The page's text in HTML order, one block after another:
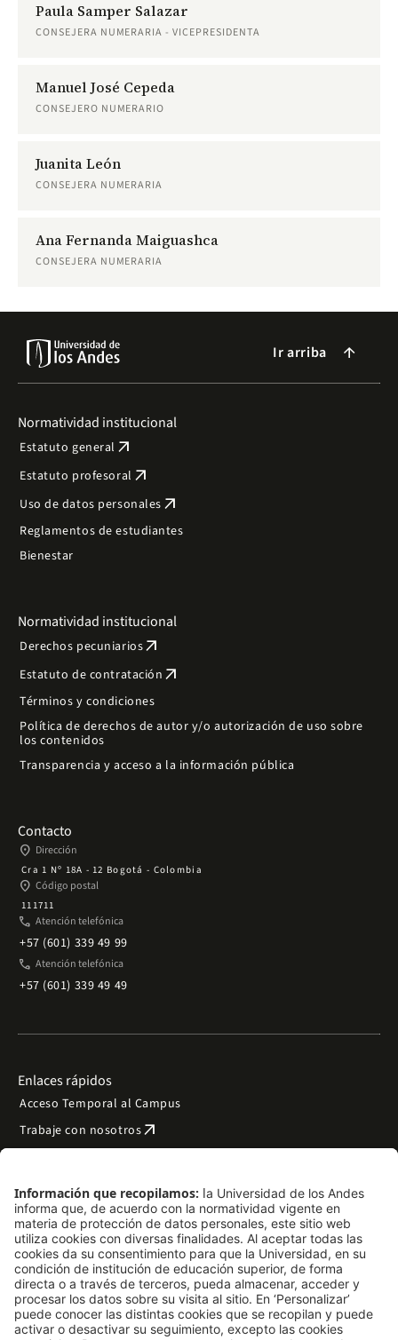
Paula Samper Salazar
CONSEJERA NUMERARIA - VICEPRESIDENTA
Manuel José Cepeda
CONSEJERO NUMERARIO
Juanita León
CONSEJERA NUMERARIA
Ana Fernanda Maiguashca
CONSEJERA NUMERARIA
Ir arriba arrow_forward
Normatividad institucional
Estatuto general arrow_outward
Estatuto profesoral arrow_outward
Uso de datos personales arrow_outward
Reglamentos de estudiantes
Bienestar
Normatividad institucional
Derechos pecuniariosarrow_outward
Estatuto de contratación arrow_outward
Términos y condiciones
Política de derechos de autor y/o autorización de uso sobre
los contenidos
Transparencia y acceso a la información pública
Contacto
place Dirección
Cra 1 Nº 18A - 12 Bogotá - Colombia
place Código postal
111711
phone Atención telefónica
+57 (601) 339 49 99
phone Atención telefónica
+57 (601) 339 49 49
Enlaces rápidos
Acceso Temporal al Campus
Trabaje con nosotrosarrow_outward
Preguntas frecuentes
Filantropía y donacionesarrow_outward
Mapa del sitio arrow_outward
Síguenos
LinkedIn